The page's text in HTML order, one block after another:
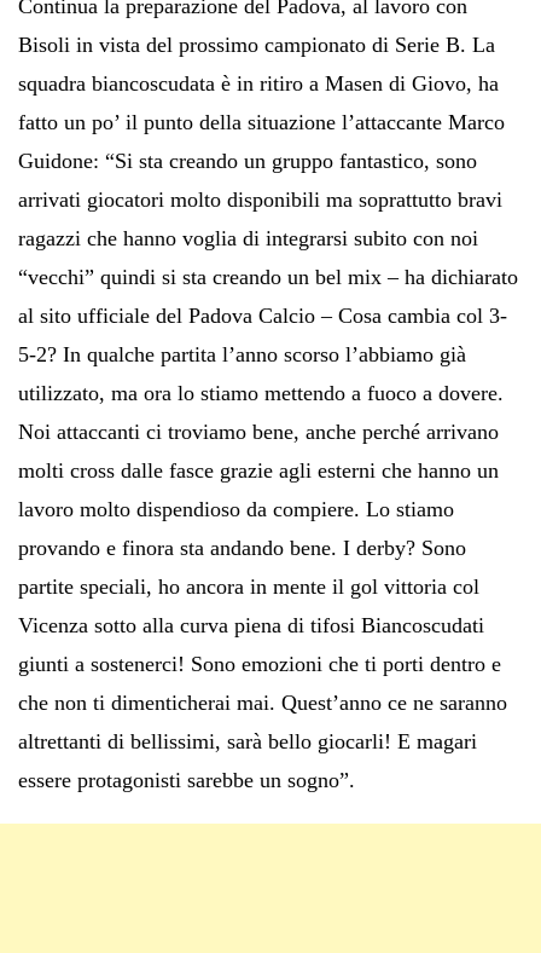
Continua la preparazione del Padova, al lavoro con
Bisoli in vista del prossimo campionato di Serie B. La
squadra biancoscudata è in ritiro a Masen di Giovo, ha
fatto un po’ il punto della situazione l’attaccante Marco
Guidone: “Si sta creando un gruppo fantastico, sono
arrivati giocatori molto disponibili ma soprattutto bravi
ragazzi che hanno voglia di integrarsi subito con noi
“vecchi” quindi si sta creando un bel mix – ha dichiarato
al sito ufficiale del Padova Calcio – Cosa cambia col 3-
5-2? In qualche partita l’anno scorso l’abbiamo già
utilizzato, ma ora lo stiamo mettendo a fuoco a dovere.
Noi attaccanti ci troviamo bene, anche perché arrivano
molti cross dalle fasce grazie agli esterni che hanno un
lavoro molto dispendioso da compiere. Lo stiamo
provando e finora sta andando bene. I derby? Sono
partite speciali, ho ancora in mente il gol vittoria col
Vicenza sotto alla curva piena di tifosi Biancoscudati
giunti a sostenerci! Sono emozioni che ti porti dentro e
che non ti dimenticherai mai. Quest’anno ce ne saranno
altrettanti di bellissimi, sarà bello giocarli! E magari
essere protagonisti sarebbe un sogno”.